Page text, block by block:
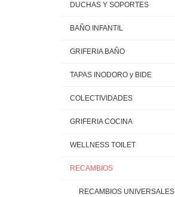
DUCHAS Y SOPORTES
BAÑO INFANTIL
GRIFERIA BAÑO
TAPAS INODORO y BIDE
COLECTIVIDADES
GRIFERIA COCINA
WELLNESS TOILET
RECAMBIOS
RECAMBIOS UNIVERSALES